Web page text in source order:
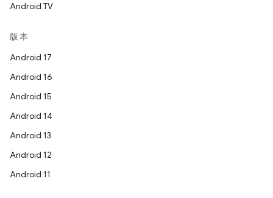
Android TV
版本
Android 17
Android 16
Android 15
Android 14
Android 13
Android 12
Android 11